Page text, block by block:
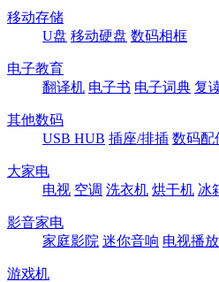
移动存储
U盘 移动硬盘 数码相框
电子教育
翻译机 电子书 电子词典 复
其他数码
USB HUB 插座/排插 数码配
大家电
电视 空调 洗衣机 烘干机 冰
影音家电
家庭影院 迷你音响 电视播
游戏机